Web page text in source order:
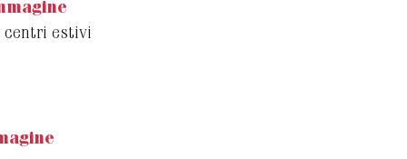
centri estivi